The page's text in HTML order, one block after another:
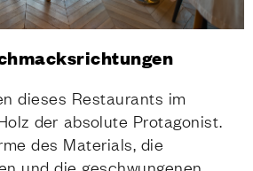
dieses Restaurants im
der absolute Protagonist.
des Materials, die
und die geschwungenen